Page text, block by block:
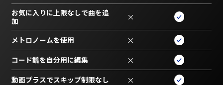
お気に入りに上限なしで曲を追
加
×
メトロノームを使用 ×
コード譜を自分用に編集 ×
動画プラスでスキップ制限なし ×